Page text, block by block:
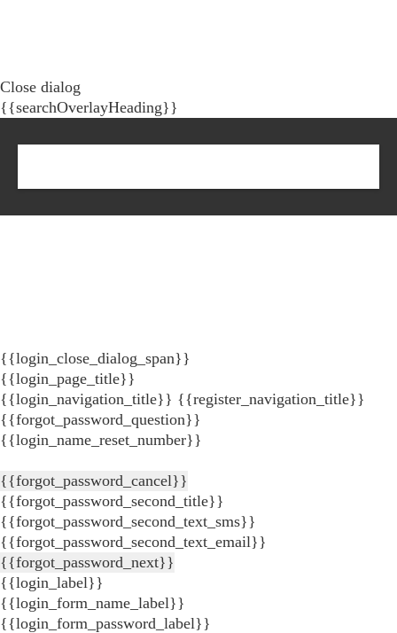
Close dialog
{{searchOverlayHeading}}
{{login_close_dialog_span}}
{{login_page_title}}
{{login_navigation_title}} {{register_navigation_title}}
{{forgot_password_question}}
{{login_name_reset_number}}
{{forgot_password_cancel}}
{{forgot_password_second_title}}
{{forgot_password_second_text_sms}}
{{forgot_password_second_text_email}}
{{forgot_password_next}}
{{login_label}}
{{login_form_name_label}}
{{login_form_password_label}}